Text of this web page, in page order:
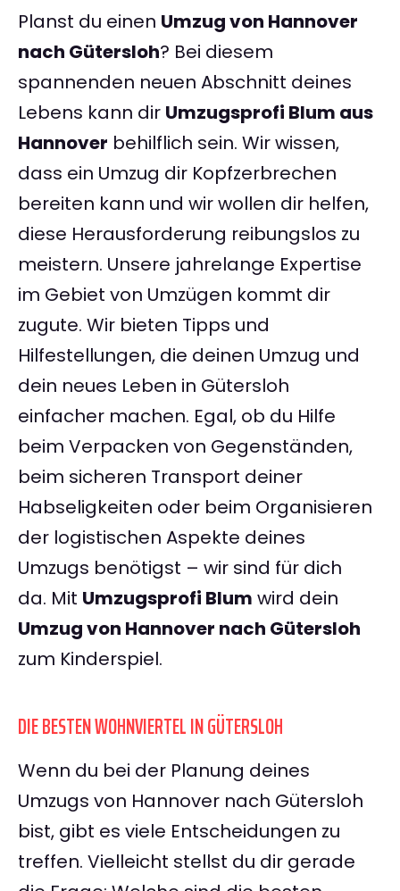
Planst du einen Umzug von Hannover
nach Gütersloh? Bei diesem
spannenden neuen Abschnitt deines
Lebens kann dir Umzugsprofi Blum aus
Hannover behilflich sein. Wir wissen,
dass ein Umzug dir Kopfzerbrechen
bereiten kann und wir wollen dir helfen,
diese Herausforderung reibungslos zu
meistern. Unsere jahrelange Expertise
im Gebiet von Umzügen kommt dir
zugute. Wir bieten Tipps und
Hilfestellungen, die deinen Umzug und
dein neues Leben in Gütersloh
einfacher machen. Egal, ob du Hilfe
beim Verpacken von Gegenständen,
beim sicheren Transport deiner
Habseligkeiten oder beim Organisieren
der logistischen Aspekte deines
Umzugs benötigst – wir sind für dich
da. Mit Umzugsprofi Blum wird dein
Umzug von Hannover nach Gütersloh
zum Kinderspiel.
DIE BESTEN WOHNVIERTEL IN GÜTERSLOH
Wenn du bei der Planung deines
Umzugs von Hannover nach Gütersloh
bist, gibt es viele Entscheidungen zu
treffen. Vielleicht stellst du dir gerade